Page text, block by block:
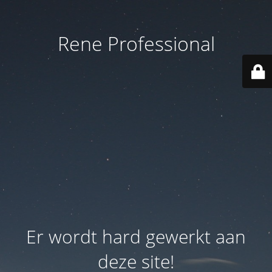
Rene Professional
Er wordt hard gewerkt aan
deze site!